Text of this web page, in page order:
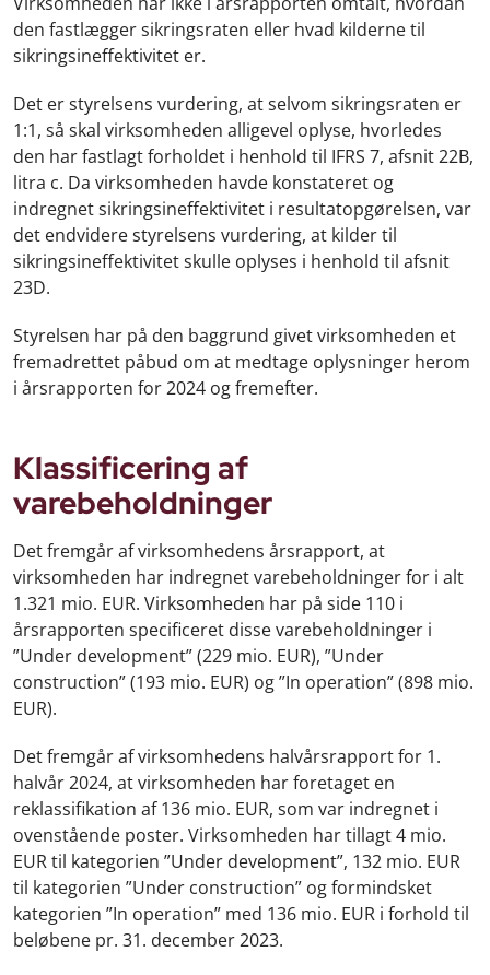
den fastlægger sikringsraten eller hvad kilderne til
sikringsineffektivitet er.
Det er styrelsens vurdering, at selvom sikringsraten er
1:1, så skal virksomheden alligevel oplyse, hvorledes
den har fastlagt forholdet i henhold til IFRS 7, afsnit 22B,
litra c. Da virksomheden havde konstateret og
indregnet sikringsineffektivitet i resultatopgørelsen, var
det endvidere styrelsens vurdering, at kilder til
sikringsineffektivitet skulle oplyses i henhold til afsnit
23D.
Styrelsen har på den baggrund givet virksomheden et
fremadrettet påbud om at medtage oplysninger herom
i årsrapporten for 2024 og fremefter.
Klassificering af
varebeholdninger
Det fremgår af virksomhedens årsrapport, at
virksomheden har indregnet varebeholdninger for i alt
1.321 mio. EUR. Virksomheden har på side 110 i
årsrapporten specificeret disse varebeholdninger i
”Under development” (229 mio. EUR), ”Under
construction” (193 mio. EUR) og ”In operation” (898 mio.
EUR).
Det fremgår af virksomhedens halvårsrapport for 1.
halvår 2024, at virksomheden har foretaget en
reklassifikation af 136 mio. EUR, som var indregnet i
ovenstående poster. Virksomheden har tillagt 4 mio.
EUR til kategorien ”Under development”, 132 mio. EUR
til kategorien ”Under construction” og formindsket
kategorien ”In operation” med 136 mio. EUR i forhold til
beløbene pr. 31. december 2023.